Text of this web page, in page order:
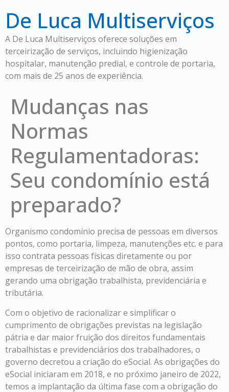
De Luca Multiserviços
A De Luca Multiserviços oferece soluções em
terceirização de serviços, incluindo higienização
hospitalar, manutenção predial, e controle de portaria,
com mais de 25 anos de experiência.
Mudanças nas
Normas
Regulamentadoras:
Seu condomínio está
preparado?
Organismo condomínio precisa de pessoas em diversos
pontos, como portaria, limpeza, manutenções etc. e para
isso contrata pessoas físicas diretamente ou por
empresas de terceirização de mão de obra, assim
gerando uma obrigação trabalhista, previdenciária e
tributária.
Com o objetivo de racionalizar e simplificar o
cumprimento de obrigações previstas na legislação
pátria e dar maior fruição dos direitos fundamentais
trabalhistas e previdenciários dos trabalhadores, o
governo decretou a criação do eSocial. As obrigações do
eSocial iniciaram em 2018, e no próximo janeiro de 2022,
temos a implantação da última fase com a obrigação do